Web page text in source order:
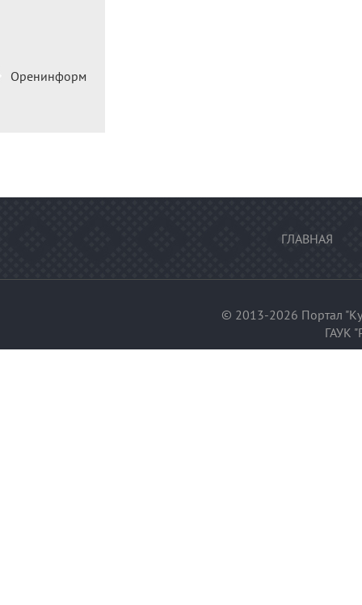
Оренинформ
ГЛАВНАЯ
© 2013-2026 Портал
ГАУК